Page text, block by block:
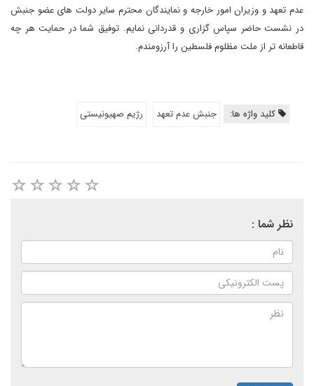
عدم تعهد و وزیران امور خارجه و نمایندگان محترم سایر دولت های عضو جنبش
در نشست حاضر سپاس گزاری و قدردانی نمایم. توفیق شما در حمایت هر چه
قاطعانه تر از ملت مظلوم فلسطین را آرزومندم.
کلید واژه ها: جنبش عدم تعهد رژیم صهیونیستی
نظر شما :